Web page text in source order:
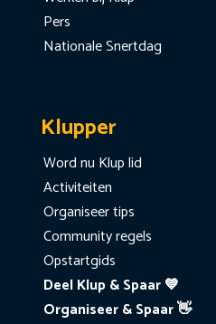
Pers
Nationale Snertdag
Klupper
Word nu Klup lid
Activiteiten
Organiseer tips
Community regels
Opstartgids
Deel Klup & Spaar 💙
Organiseer & Spaar 👋